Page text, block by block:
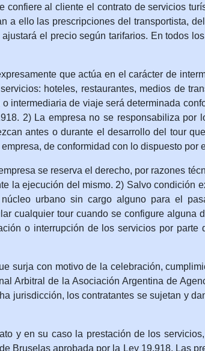
al cliente el contrato de servicios
a ello las prescripciones del transportista,
el precio según tarifarios. En todos
que actúa en el carácter de
hoteles, restaurantes, medios de
intermediaria de viaje será determinada
2) La empresa no se responsabiliza por
antes o durante el desarrollo del tour
de conformidad con lo dispuesto por
se reserva el derecho, por razones
la ejecución del mismo. 2) Salvo condición
urbano sin cargo alguno para el
cualquier tour cuando se configure
o interrupción de los servicios por
surja con motivo de la celebración,
Arbitral de la Asociación Argentina de
jurisdicción, los contratantes se sujetan y
y en su caso la prestación de los
Bruselas aprobada por la Ley 19.918. Las